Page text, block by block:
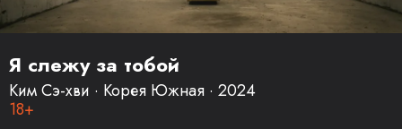
Я слежу за тобой
Ким Сэ-хви · Корея Южная · 2024
18+